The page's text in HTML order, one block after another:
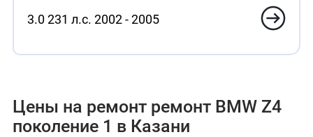
3.0 231 л.с. 2002 - 2005
Цены на ремонт ремонт BMW Z4
поколение 1 в Казани